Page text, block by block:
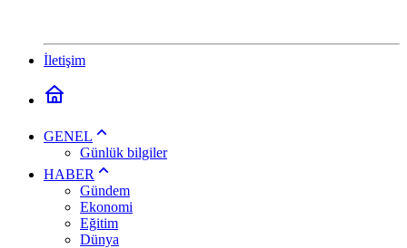
İletişim
GENEL
Günlük bilgiler
HABER
Gündem
Ekonomi
Eğitim
Dünya